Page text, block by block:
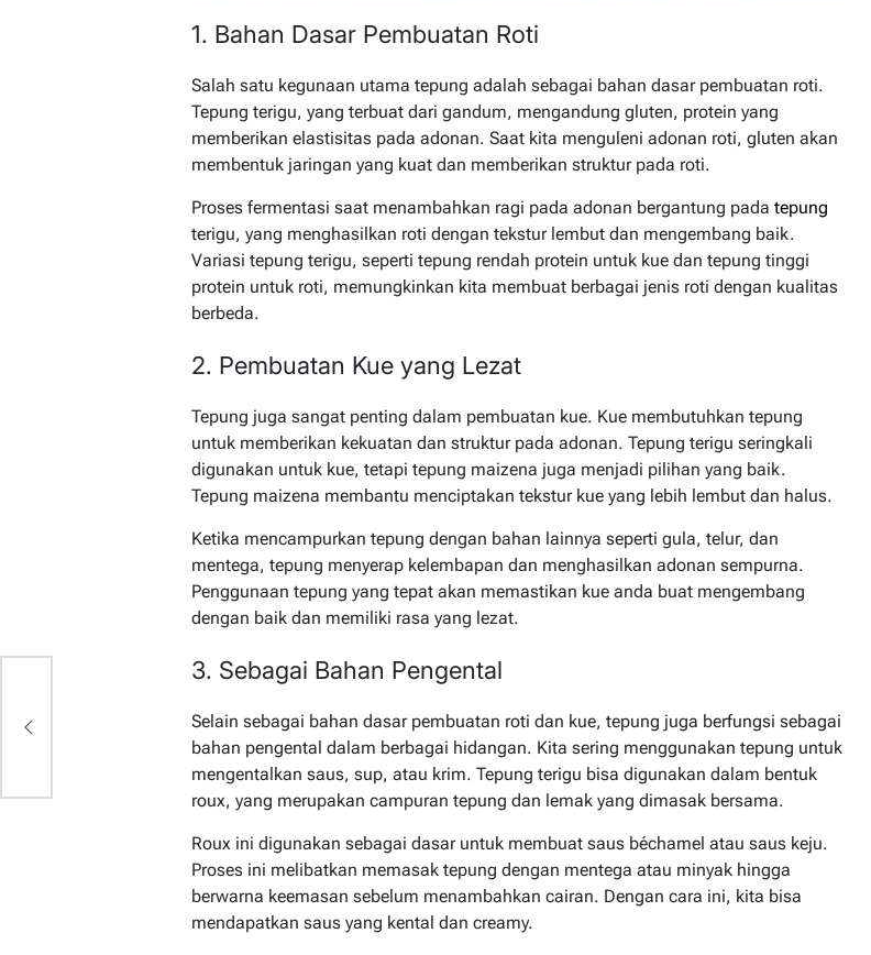
1. Bahan Dasar Pembuatan Roti
Salah satu kegunaan utama tepung adalah sebagai bahan dasar pembuatan roti.
Tepung terigu, yang terbuat dari gandum, mengandung gluten, protein yang
memberikan elastisitas pada adonan. Saat kita menguleni adonan roti, gluten akan
membentuk jaringan yang kuat dan memberikan struktur pada roti.
Proses fermentasi saat menambahkan ragi pada adonan bergantung pada tepung
terigu, yang menghasilkan roti dengan tekstur lembut dan mengembang baik.
Variasi tepung terigu, seperti tepung rendah protein untuk kue dan tepung tinggi
protein untuk roti, memungkinkan kita membuat berbagai jenis roti dengan kualitas
berbeda.
2. Pembuatan Kue yang Lezat
Tepung juga sangat penting dalam pembuatan kue. Kue membutuhkan tepung
untuk memberikan kekuatan dan struktur pada adonan. Tepung terigu seringkali
digunakan untuk kue, tetapi tepung maizena juga menjadi pilihan yang baik.
Tepung maizena membantu menciptakan tekstur kue yang lebih lembut dan halus.
Ketika mencampurkan tepung dengan bahan lainnya seperti gula, telur, dan
mentega, tepung menyerap kelembapan dan menghasilkan adonan sempurna.
Penggunaan tepung yang tepat akan memastikan kue anda buat mengembang
dengan baik dan memiliki rasa yang lezat.
3. Sebagai Bahan Pengental
Selain sebagai bahan dasar pembuatan roti dan kue, tepung juga berfungsi sebagai
bahan pengental dalam berbagai hidangan. Kita sering menggunakan tepung untuk
mengentalkan saus, sup, atau krim. Tepung terigu bisa digunakan dalam bentuk
roux, yang merupakan campuran tepung dan lemak yang dimasak bersama.
Roux ini digunakan sebagai dasar untuk membuat saus béchamel atau saus keju.
Proses ini melibatkan memasak tepung dengan mentega atau minyak hingga
berwarna keemasan sebelum menambahkan cairan. Dengan cara ini, kita bisa
mendapatkan saus yang kental dan creamy.